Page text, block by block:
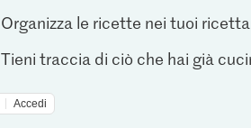
Organizza le ricette nei tuoi
Tieni traccia di ciò che hai già
Accedi